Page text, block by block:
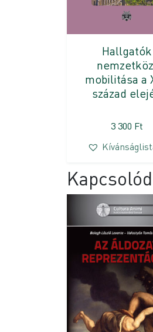
Hallgatók
mobilitása a
század
3 300 Ft